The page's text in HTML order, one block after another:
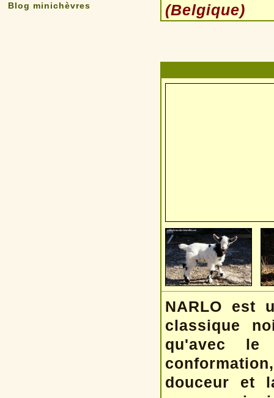
Blog minichèvres
(Belgique)
NARLO est
classique
qu'avec
douceur et